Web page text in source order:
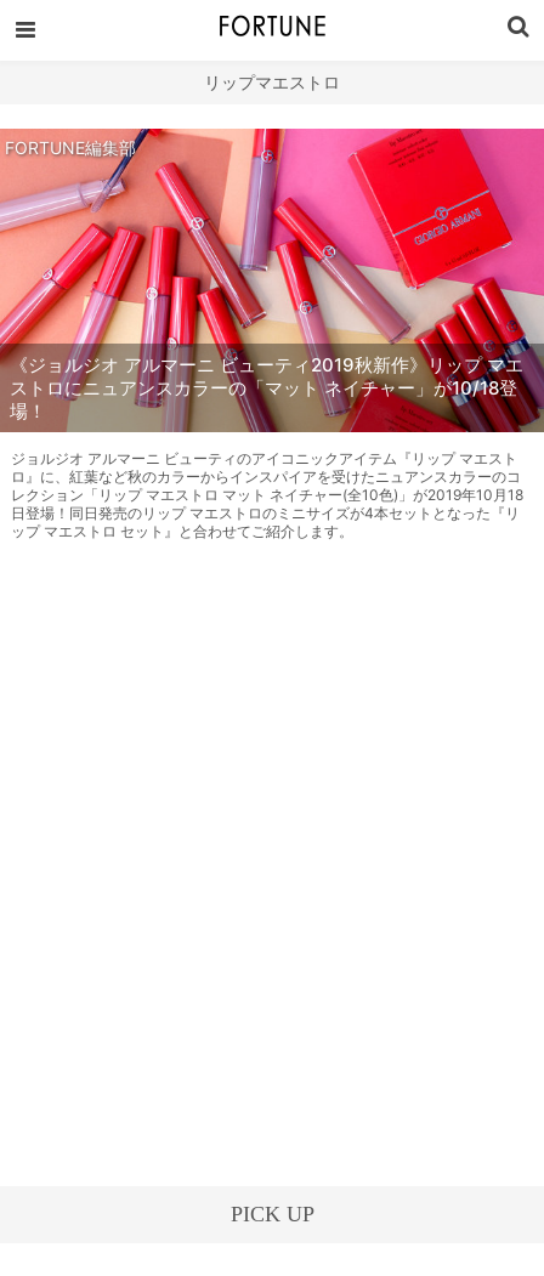
リップマエストロ
FORTUNE編集部
《ジョルジオ アルマーニ ビューティ2019秋新作》リップ マエ
ストロにニュアンスカラーの「マット ネイチャー」が10/18登
場！
ジョルジオ アルマーニ ビューティのアイコニックアイテム『リップ マエスト
ロ』に、紅葉など秋のカラーからインスパイアを受けたニュアンスカラーのコ
レクション「リップ マエストロ マット ネイチャー(全10色)」が2019年10月18
日登場！同日発売のリップ マエストロのミニサイズが4本セットとなった『リ
ップ マエストロ セット』と合わせてご紹介します。
PICK UP